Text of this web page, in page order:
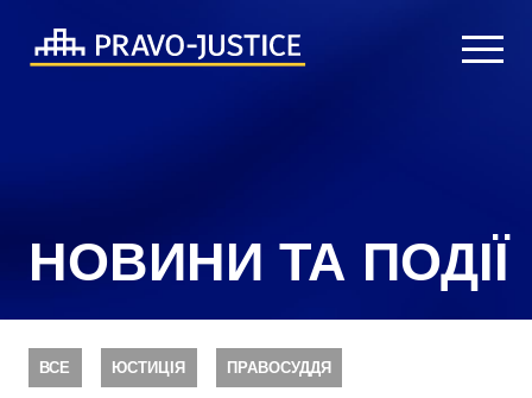
НОВИНИ ТА ПОДІЇ
ВСЕ ЮСТИЦІЯ ПРАВОСУДДЯ